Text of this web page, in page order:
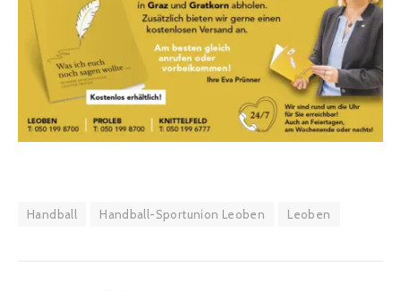
Handball Handball-Sportunion Leoben Leoben